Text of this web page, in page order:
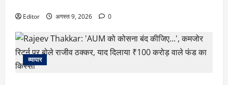
Editor अगस्त 9, 2026 0
व्यापार